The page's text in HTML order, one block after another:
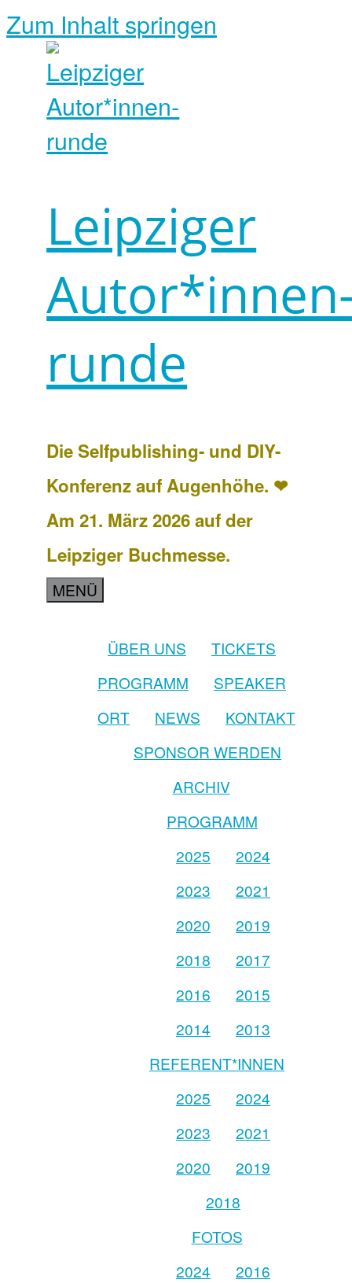
Zum Inhalt springen
Leipziger
runde
Die Selfpublishing- und DIY-
Konferenz auf Augenhöhe. ❤
Am 21. März 2026 auf der
Leipziger Buchmesse.
MENÜ
ÜBER UNS
TICKETS
PROGRAMM
SPEAKER
ORT
NEWS
KONTAKT
SPONSOR WERDEN
ARCHIV
PROGRAMM
2025
2024
2023
2021
2020
2019
2018
2017
2016
2015
2014
2013
REFERENT*INNEN
2025
2024
2023
2021
2020
2019
2018
FOTOS
2024
2016